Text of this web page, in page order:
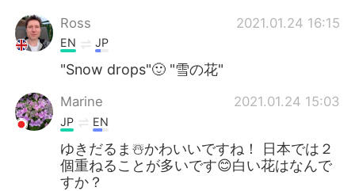
Ross 2021.01.24 16:15
EN JP
"Snow drops"🙂 "雪の花"
Marine 2021.01.24 15:03
JP EN
ゆきだるま☃️かわいいですね！ 日本では２
個重ねることが多いです😊白い花はなんで
すか？